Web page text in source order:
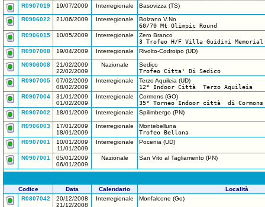
R0907019
19/07/2009 Interregionale Basovizza (TS)
R0906022 21/06/2009 Interregionale
Bolzano V.No
60/70 Mt Olimpic Round
R0906015
10/05/2009 Interregionale
Zero Branco
3 Trofeo H/F Villa Guidini Memorial
R0907008
19/04/2009 Interregionale Rivolto-Codroipo (UD)
N0906008
21/02/2009
22/02/2009
Nazionale
Sedico
Trofeo Citta' Di Sedico
R0907005
07/02/2009
08/02/2009
Interregionale
Terzo Aquileia (UD)
12° Indoor Città Terzo Aquileia
R0907004
31/01/2009
01/02/2009
Interregionale
Cormons (GO)
35° Torneo Indoor città di Cormons
R0907002
18/01/2009 Interregionale Spilimbergo (PN)
R0906003
17/01/2009
18/01/2009
Interregionale
Montebelluna
Trofeo Bellona
R0907001
10/01/2009
11/01/2009
Interregionale Pocenia (UD)
N0907001
05/01/2009
06/01/2009
Nazionale San Vito al Tagliamento (PN)
Codice Data Calendario
Località
R0807042
20/12/2008
21/12/2008
Interregionale Monfalcone (Go)